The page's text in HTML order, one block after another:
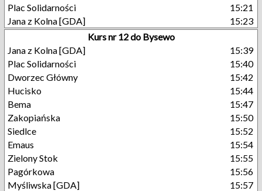
Plac Solidarności
15:21
Jana z Kolna [GDA]
15:23
Kurs nr 12 do Bysewo
Jana z Kolna [GDA]
15:39
Plac Solidarności
15:40
Dworzec Główny
15:42
Hucisko
15:44
Bema
15:47
Zakopiańska
15:50
Siedlce
15:52
Emaus
15:54
Zielony Stok
15:55
Pagórkowa
15:56
Myśliwska [GDA]
15:57